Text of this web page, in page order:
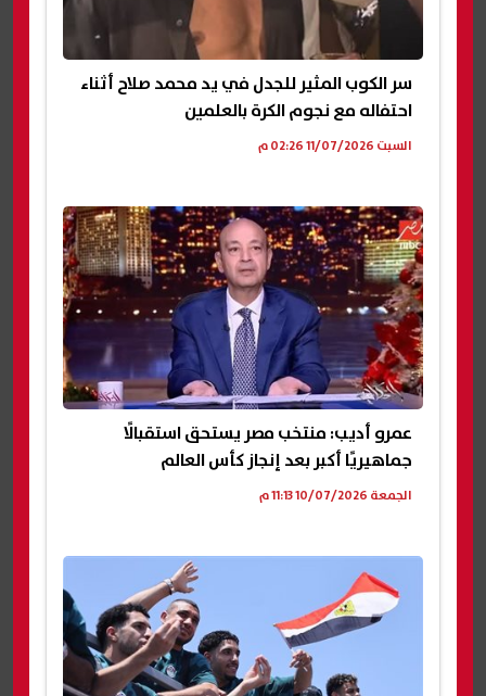
سر الكوب المثير للجدل في يد محمد صلاح أثناء
احتفاله مع نجوم الكرة بالعلمين
السبت 11/07/2026 02:26 م
عمرو أديب: منتخب مصر يستحق استقبالًا
جماهيريًا أكبر بعد إنجاز كأس العالم
الجمعة 10/07/2026 11:13 م